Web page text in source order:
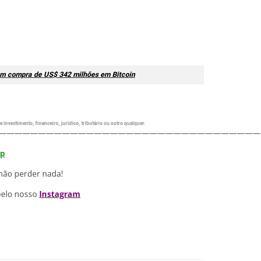
compra de US$ 342 milhões em Bitcoin
investimento, financeiro, jurídico, tributário ou outro qualquer.
perder nada!
nosso Instagram